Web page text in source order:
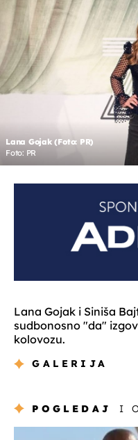
Lana Gojak (Foto: PR)
Foto: PR
Lana Gojak i Siniša
sudbonosno "da"
kolovozu.
GALERIJA
POGLEDAJ I